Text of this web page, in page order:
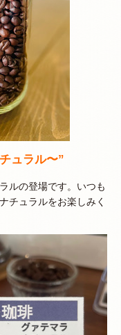
ュラル〜”
ルの登場です。いつも
チュラルをお楽しみく